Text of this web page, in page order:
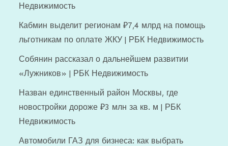
Недвижимость
Кабмин выделит регионам ₽7,4 млрд на помощь
льготникам по оплате ЖКУ | РБК Недвижимость
Собянин рассказал о дальнейшем развитии
«Лужников» | РБК Недвижимость
Назван единственный район Москвы, где
новостройки дороже ₽3 млн за кв. м | РБК
Недвижимость
Автомобили ГАЗ для бизнеса: как выбрать